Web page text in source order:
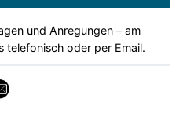
und Anregungen – am
telefonisch oder per Email.